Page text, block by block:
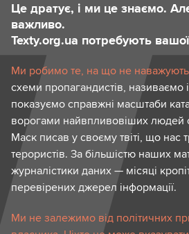
Це дратує, і ми це знаємо.
важливо.
Texty.org.ua потребують
Ми робимо те, на що не
схеми пропагандистів, називаємо
показуємо справжні масштаби
ворогами найвпливовіших людей
Маск писав у своєму твіті, що нас
терористів. За більшістю наших
журналістики даних — місяці
перевірених джерел інформації.
Ми не залежимо від політичних